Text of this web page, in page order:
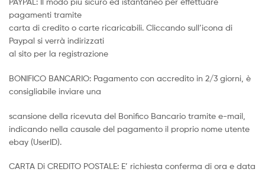
pagamenti tramite
carta di credito o carte ricaricabili. Cliccando sull’icona di
Paypal si verrà indirizzati
al sito per la registrazione
BONIFICO BANCARIO: Pagamento con accredito in 2/3 giorni, è
consigliabile inviare una
scansione della ricevuta del Bonifico Bancario tramite e-mail,
indicando nella causale del pagamento il proprio nome utente
ebay (UserID).
CARTA Di CREDITO POSTALE: E’ richiesta conferma di ora e data